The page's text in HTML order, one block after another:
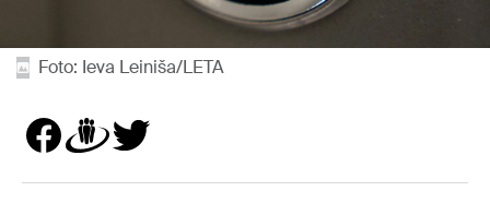
Foto: Ieva Leiniša/LETA